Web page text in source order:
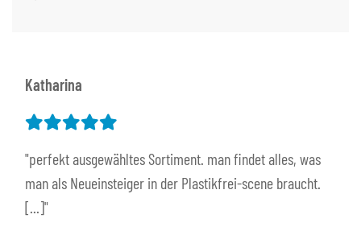
Katharina
"perfekt ausgewähltes Sortiment. man findet alles, was
man als Neueinsteiger in der Plastikfrei-scene braucht.
[...]"